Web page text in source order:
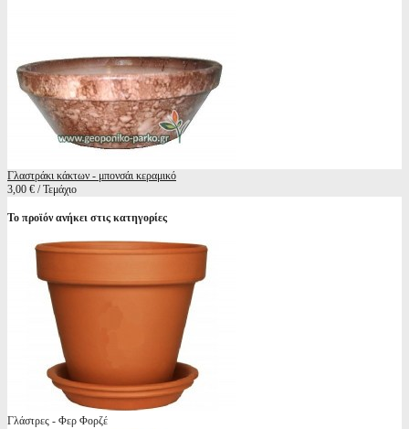
Γλαστράκι κάκτων - μπονσάι κεραμικό
3,00 € / Τεμάχιο
Το προϊόν ανήκει στις κατηγορίες
Γλάστρες - Φερ Φορζέ